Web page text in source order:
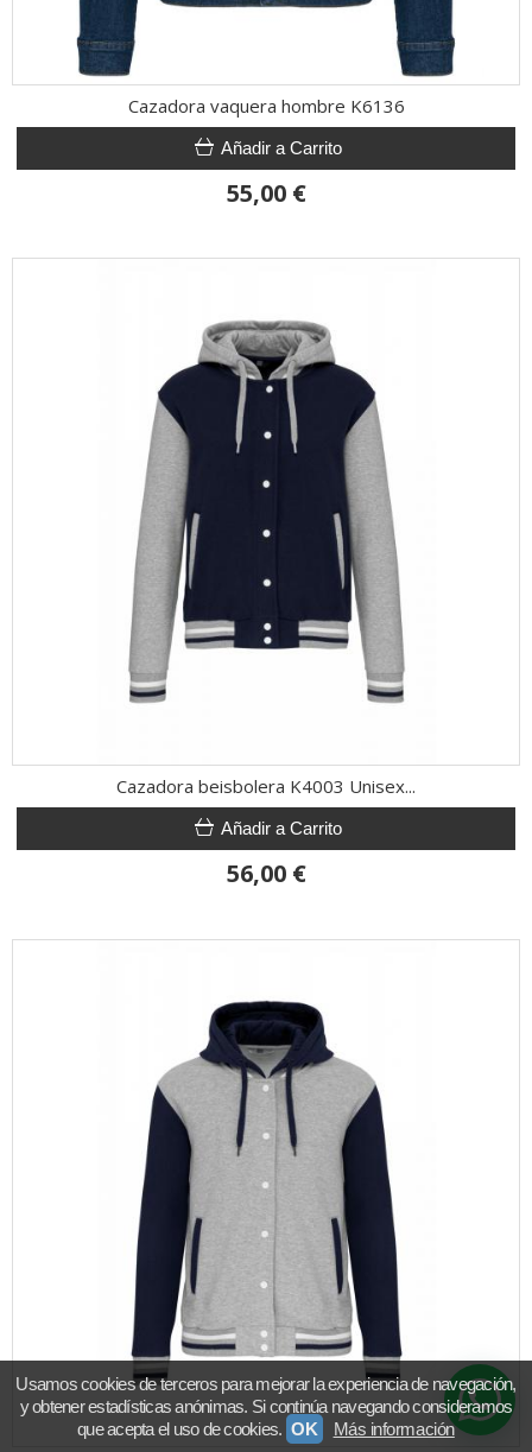
Cazadora vaquera hombre K6136
Añadir a Carrito
55,00 €
Cazadora beisbolera K4003 Unisex...
Añadir a Carrito
56,00 €
Usamos cookies de terceros para mejorar la experiencia de navegación,
y obtener estadísticas anónimas. Si continúa navegando consideramos
que acepta el uso de cookies. OK Más información